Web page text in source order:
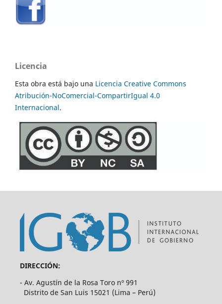
Licencia
Esta obra está bajo una Licencia Creative Commons
Atribución-NoComercial-CompartirIgual 4.0
Internacional.
DIRECCIÓN:
- Av. Agustín de la Rosa Toro nº 991
Distrito de San Luis 15021 (Lima – Perú)